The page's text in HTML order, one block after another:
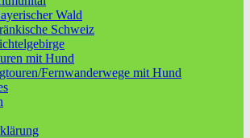
Wald
Schweiz
mit Hund
Fernwanderwege mit Hund